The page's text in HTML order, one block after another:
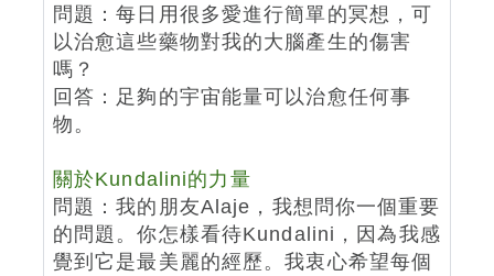
問題：每日用很多愛進行簡單的冥想，可
以治愈這些藥物對我的大腦產生的傷害
嗎？
回答：足夠的宇宙能量可以治愈任何事
物。
關於Kundalini的力量
問題：我的朋友Alaje，我想問你一個重要
的問題。你怎樣看待Kundalini，因為我感
覺到它是最美麗的經歷。我衷心希望每個